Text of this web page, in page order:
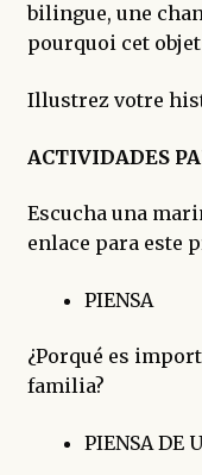
bilingue, une
pourquoi cet
Illustrez votre
ACTIVIDADES
Escucha una
enlace para este
PIENSA
¿Porqué es
familia?
PIENSA DE